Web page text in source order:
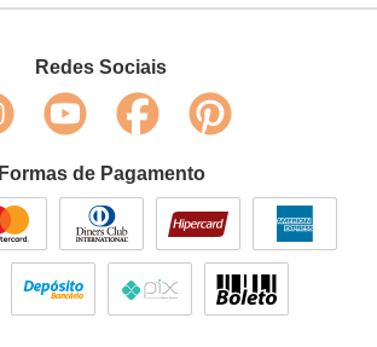
Redes Sociais
Formas de Pagamento